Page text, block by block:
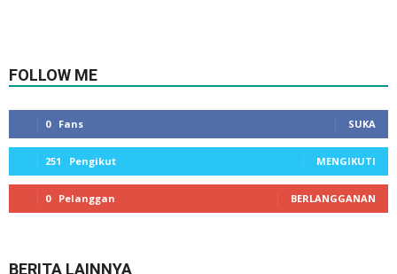
FOLLOW ME
0 Fans SUKA
251 Pengikut MENGIKUTI
0 Pelanggan BERLANGGANAN
BERITA LAINNYA